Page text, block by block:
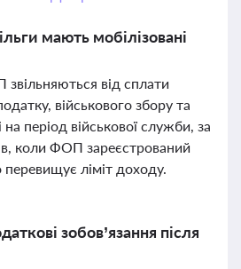
мають мобілізовані
від сплати
військового збору та
на період військової служби, за
коли ФОП зареєстрований
перевищує ліміт доходу.
зобов’язання після